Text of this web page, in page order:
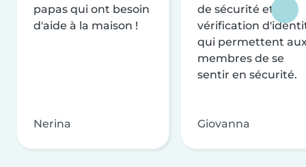
papas qui ont besoin
d'aide à la maison !
Nerina
de sécurité et de
vérification
qui permettent
membres de se
sentir en sécurité.
Giovanna